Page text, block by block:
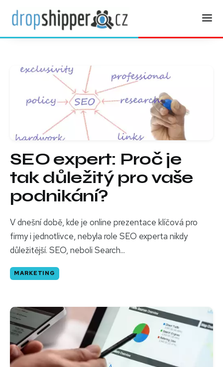
SEO expert: Proč je
tak důležitý pro vaše
podnikání?
V dnešní době, kde je online prezentace klíčová pro
firmy i jednotlivce, nebyla role SEO experta nikdy
důležitější. SEO, neboli Search...
MARKETING